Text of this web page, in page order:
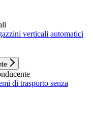
verticali automatici
di trasporto senza